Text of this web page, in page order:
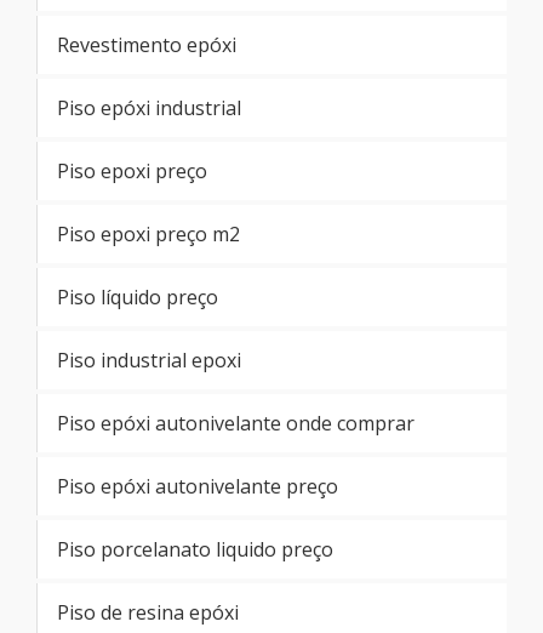
Revestimento epóxi
Piso epóxi industrial
Piso epoxi preço
Piso epoxi preço m2
Piso líquido preço
Piso industrial epoxi
Piso epóxi autonivelante onde comprar
Piso epóxi autonivelante preço
Piso porcelanato liquido preço
Piso de resina epóxi